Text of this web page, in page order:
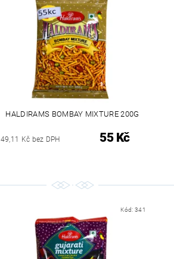
HALDIRAMS BOMBAY MIXTURE 200G
49,11 Kč bez DPH 55 Kč
Kód:341